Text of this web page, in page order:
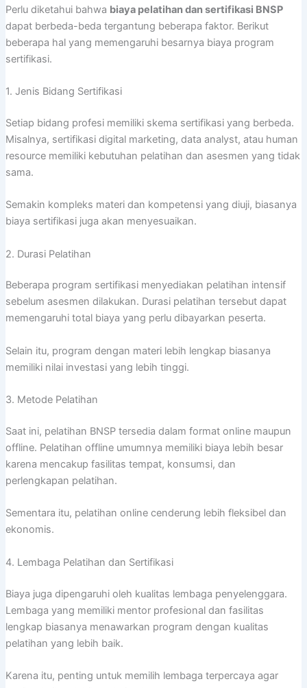
Perlu diketahui bahwa biaya pelatihan dan sertifikasi BNSP
dapat berbeda-beda tergantung beberapa faktor. Berikut
beberapa hal yang memengaruhi besarnya biaya program
sertifikasi.
1. Jenis Bidang Sertifikasi
Setiap bidang profesi memiliki skema sertifikasi yang berbeda.
Misalnya, sertifikasi digital marketing, data analyst, atau human
resource memiliki kebutuhan pelatihan dan asesmen yang tidak
sama.
Semakin kompleks materi dan kompetensi yang diuji, biasanya
biaya sertifikasi juga akan menyesuaikan.
2. Durasi Pelatihan
Beberapa program sertifikasi menyediakan pelatihan intensif
sebelum asesmen dilakukan. Durasi pelatihan tersebut dapat
memengaruhi total biaya yang perlu dibayarkan peserta.
Selain itu, program dengan materi lebih lengkap biasanya
memiliki nilai investasi yang lebih tinggi.
3. Metode Pelatihan
Saat ini, pelatihan BNSP tersedia dalam format online maupun
offline. Pelatihan offline umumnya memiliki biaya lebih besar
karena mencakup fasilitas tempat, konsumsi, dan
perlengkapan pelatihan.
Sementara itu, pelatihan online cenderung lebih fleksibel dan
ekonomis.
4. Lembaga Pelatihan dan Sertifikasi
Biaya juga dipengaruhi oleh kualitas lembaga penyelenggara.
Lembaga yang memiliki mentor profesional dan fasilitas
lengkap biasanya menawarkan program dengan kualitas
pelatihan yang lebih baik.
Karena itu, penting untuk memilih lembaga terpercaya agar